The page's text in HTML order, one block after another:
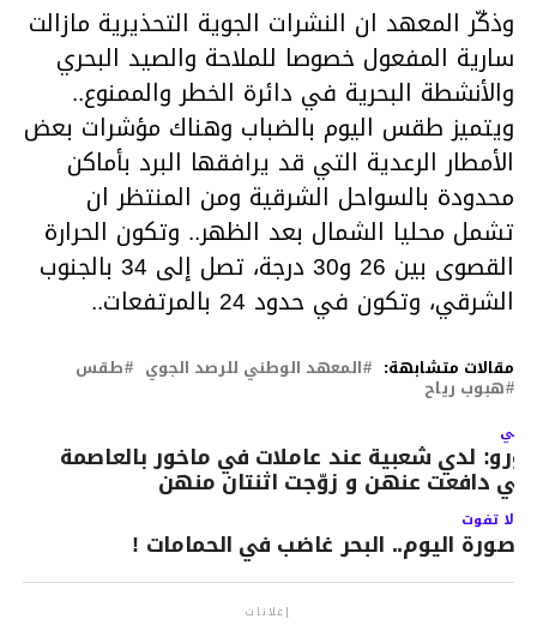
وذكّر المعهد ان النشرات الجوية التحذيرية مازالت
سارية المفعول خصوصا للملاحة والصيد البحري
والأنشطة البحرية في دائرة الخطر والممنوع..
ويتميز طقس اليوم بالضباب وهناك مؤشرات بعض
الأمطار الرعدية التي قد يرافقها البرد بأماكن
محدودة بالسواحل الشرقية ومن المنتظر ان
تشمل محليا الشمال بعد الظهر.. وتكون الحرارة
القصوى بين 26 و30 درجة، تصل إلى 34 بالجنوب
الشرقي، وتكون في حدود 24 بالمرتفعات..
مقالات متشابهة: المعهد الوطني للرصد الجوي طقس
هبوب رياح
لدي شعبية عند عاملات في ماخور بالعاصمة
دافعت عنهن و زوّجت اثنتان منهن
لا تفوت
صورة اليوم.. البحر غاضب في الحمامات !
إعلانات